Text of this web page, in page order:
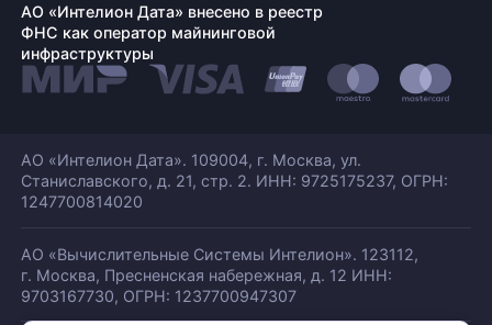
АО «Интелион Дата» внесено в реестр
ФНС как оператор майнинговой
инфраструктуры
АО «Интелион Дата». 109004, г. Москва, ул.
Станиславского, д. 21, стр. 2. ИНН: 9725175237, ОГРН:
1247700814020
АО «Вычислительные Системы Интелион». 123112,
г. Москва, Пресненская набережная, д. 12 ИНН:
9703167730, ОГРН: 1237700947307